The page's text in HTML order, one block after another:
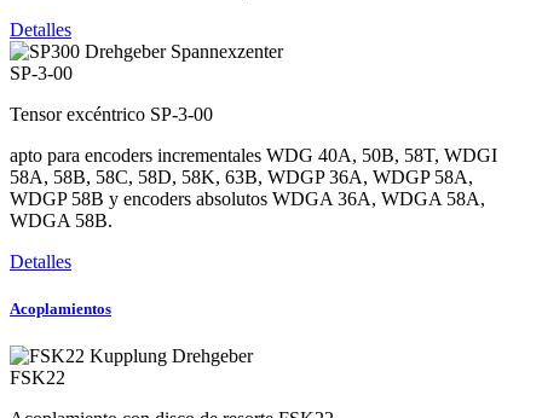
Detalles
SP-3-00
Tensor excéntrico SP-3-00
apto para encoders incrementales WDG 40A, 50B, 58T, WDGI
58A, 58B, 58C, 58D, 58K, 63B, WDGP 36A, WDGP 58A,
WDGP 58B y encoders absolutos WDGA 36A, WDGA 58A,
WDGA 58B.
Detalles
Acoplamientos
FSK22